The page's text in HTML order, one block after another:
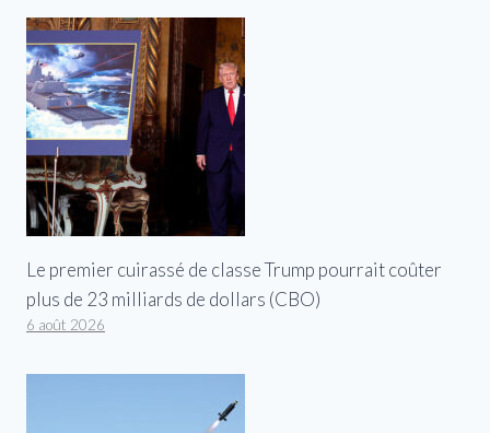
Le premier cuirassé de classe Trump pourrait coûter
plus de 23 milliards de dollars (CBO)
6 août 2026